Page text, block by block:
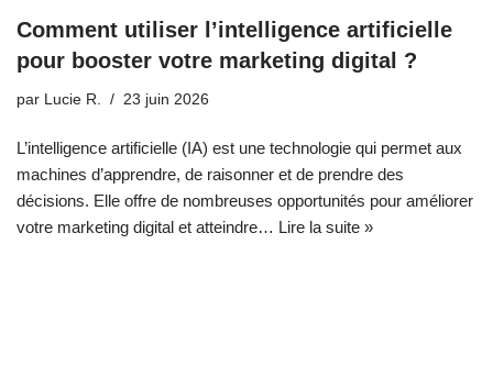
Comment utiliser l’intelligence artificielle
pour booster votre marketing digital ?
par Lucie R. 23 juin 2026
L’intelligence artificielle (IA) est une technologie qui permet aux
machines d’apprendre, de raisonner et de prendre des
décisions. Elle offre de nombreuses opportunités pour améliorer
votre marketing digital et atteindre… Lire la suite »